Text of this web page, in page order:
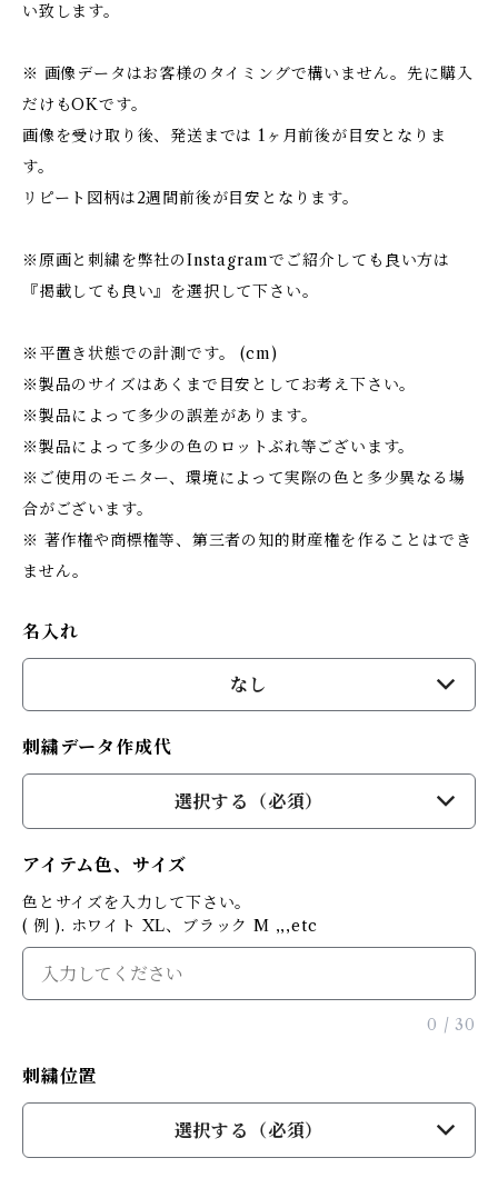
い致します。
※ 画像データはお客様のタイミングで構いません。先に購入
だけもOKです。
画像を受け取り後、発送までは 1ヶ月前後が目安となりま
す。
リピート図柄は2週間前後が目安となります。
※原画と刺繍を弊社のInstagramでご紹介しても良い方は
『掲載しても良い』を選択して下さい。
※平置き状態での計測です。 (cm)
※製品のサイズはあくまで目安としてお考え下さい。
※製品によって多少の誤差があります。
※製品によって多少の色のロットぶれ等ございます。
※ご使用のモニター、環境によって実際の色と多少異なる場
合がございます。
※ 著作権や商標権等、第三者の知的財産権を作ることはでき
ません。
名入れ
なし
刺繍データ作成代
選択する（必須）
アイテム色、サイズ
色とサイズを入力して下さい。
( 例 ). ホワイト XL、ブラック M ,,,etc
0 / 30
刺繍位置
選択する（必須）